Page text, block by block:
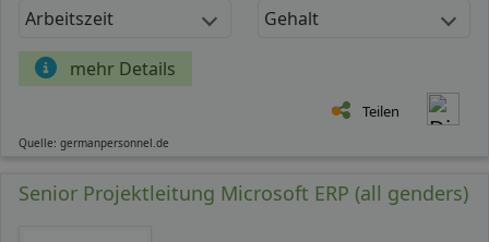
Arbeitszeit Gehalt
mehr Details
Teilen
Quelle: germanpersonnel.de
Senior Projektleitung Microsoft ERP (all genders)